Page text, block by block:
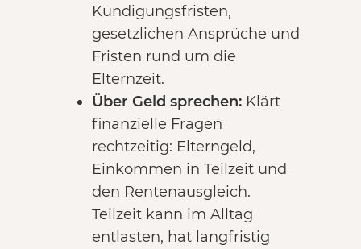
Kündigungsfristen,
gesetzlichen Ansprüche und
Fristen rund um die
Elternzeit.
Über Geld sprechen: Klärt
finanzielle Fragen
rechtzeitig: Elterngeld,
Einkommen in Teilzeit und
den Rentenausgleich.
Teilzeit kann im Alltag
entlasten, hat langfristig